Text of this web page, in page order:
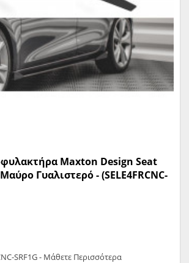
Maxton Design Seat
Γυαλιστερό - (SELE4FRCNC-
SRF1G - Μάθετε Περισσότερα